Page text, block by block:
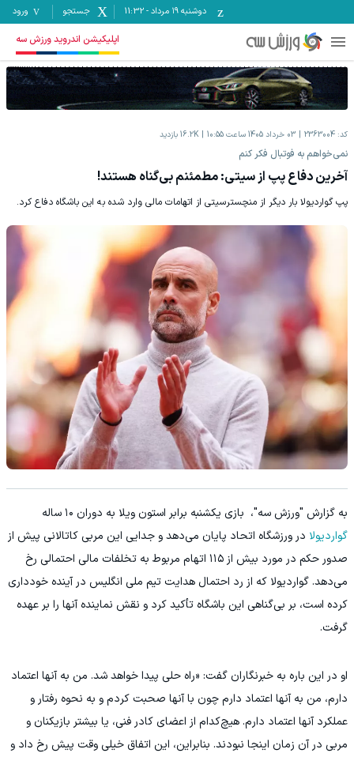
دوشنبه ۱۹ مرداد -
11:32 جستجو ورود
اپلیکیشن اندروید ورزش سه
کد: 2363004 03 خرداد 1405 ساعت 10:55 16.2K بازدید
نمی‌خواهم به فوتبال فکر کنم
آخرین دفاع پپ از سیتی: مطمئنم بی‌گناه هستند!
پپ گواردیولا بار دیگر از منچسترسیتی از اتهامات مالی وارد شده به این باشگاه دفاع کرد.
به گزارش "ورزش سه"، بازی یکشنبه برابر استون ویلا به دوران ۱۰ ساله
گواردیولا در ورزشگاه اتحاد پایان می‌دهد و جدایی این مربی کاتالانی پیش از
صدور حکم در مورد بیش از ۱۱۵ اتهام مربوط به تخلفات مالی احتمالی رخ
می‌دهد. گواردیولا که از رد احتمال هدایت تیم ملی انگلیس در آینده خودداری
کرده است، بر بی‌گناهی این باشگاه تأکید کرد و نقش نماینده آنها را بر عهده
گرفت.
او در این باره به خبرنگاران گفت: «راه‌ حلی پیدا خواهد شد. من به آنها اعتماد
دارم، من به آنها اعتماد دارم چون با آنها صحبت کردم و به نحوه رفتار و
عملکرد آنها اعتماد دارم. هیچ‌کدام از اعضای کادر فنی، یا بیشتر بازیکنان و
مربی در آن زمان اینجا نبودند. بنابراین، این اتفاق خیلی وقت پیش رخ داد و